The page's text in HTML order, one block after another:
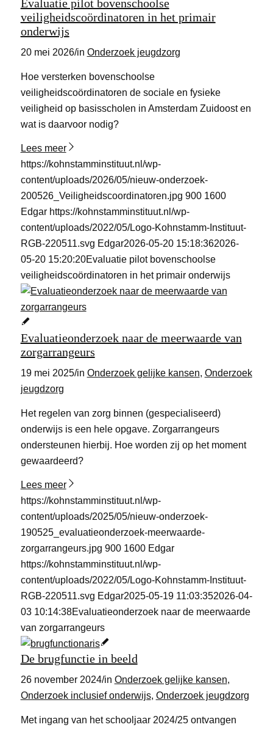
Evaluatie pilot bovenschoolse
veiligheidscoördinatoren in het primair
onderwijs
20 mei 2026/in Onderzoek jeugdzorg
Hoe versterken bovenschoolse
veiligheidscoördinatoren de sociale en fysieke
veiligheid op basisscholen in Amsterdam Zuidoost en
wat is daarvoor nodig?
Lees meer
https://kohnstamminstituut.nl/wp-
content/uploads/2026/05/nieuw-onderzoek-
200526_Veiligheidscoordinatoren.jpg 900 1600
Edgar https://kohnstamminstituut.nl/wp-
content/uploads/2022/05/Logo-Kohnstamm-Instituut-
RGB-220511.svg Edgar2026-05-20 15:18:362026-
05-20 15:20:20Evaluatie pilot bovenschoolse
veiligheidscoördinatoren in het primair onderwijs
Evaluatieonderzoek naar de meerwaarde van
zorgarrangeurs
19 mei 2025/in Onderzoek gelijke kansen, Onderzoek
jeugdzorg
Het regelen van zorg binnen (gespecialiseerd)
onderwijs is een hele opgave. Zorgarrangeurs
ondersteunen hierbij. Hoe worden zij op het moment
gewaardeerd?
Lees meer
https://kohnstamminstituut.nl/wp-
content/uploads/2025/05/nieuw-onderzoek-
190525_evaluatieonderzoek-meerwaarde-
zorgarrangeurs.jpg 900 1600 Edgar
https://kohnstamminstituut.nl/wp-
content/uploads/2022/05/Logo-Kohnstamm-Instituut-
RGB-220511.svg Edgar2025-05-19 11:03:352026-04-
03 10:14:38Evaluatieonderzoek naar de meerwaarde
van zorgarrangeurs
De brugfunctie in beeld
26 november 2024/in Onderzoek gelijke kansen,
Onderzoek inclusief onderwijs, Onderzoek jeugdzorg
Met ingang van het schooljaar 2024/25 ontvangen